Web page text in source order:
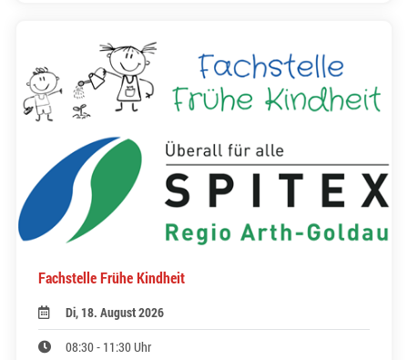
Fachstelle Frühe Kindheit
Di, 18. August 2026
08:30 - 11:30 Uhr